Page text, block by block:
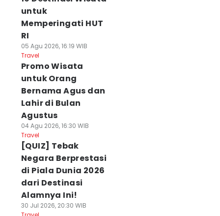
untuk
Memperingati HUT
RI
05 Agu 2026, 16:19 WIB
Travel
Promo Wisata
untuk Orang
Bernama Agus dan
Lahir di Bulan
Agustus
04 Agu 2026, 16:30 WIB
Travel
[QUIZ] Tebak
Negara Berprestasi
di Piala Dunia 2026
dari Destinasi
Alamnya Ini!
30 Jul 2026, 20:30 WIB